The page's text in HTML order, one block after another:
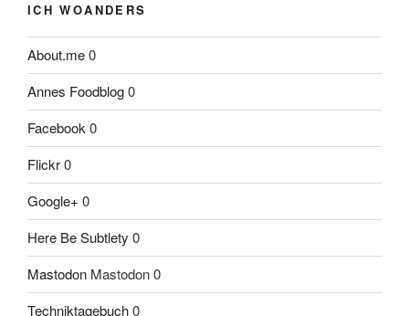
ICH WOANDERS
About.me0
Annes Foodblog0
Facebook 0
Flickr0
Google+ 0
Here Be Subtlety 0
Mastodon Mastodon 0
Techniktagebuch0